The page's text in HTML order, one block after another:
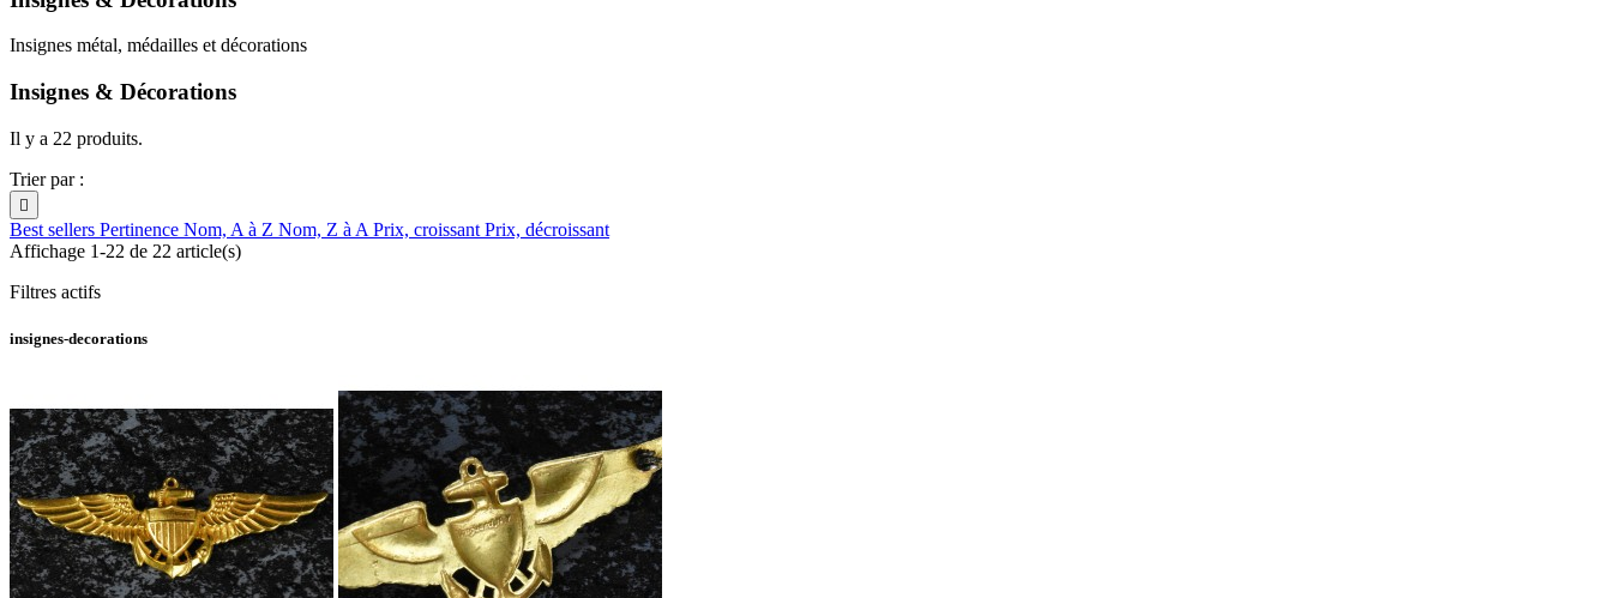
Insignes métal, médailles et décorations
Insignes & Décorations
Il y a 22 produits.
Trier par :

Best sellers Pertinence Nom, A à Z Nom, Z à A Prix, croissant Prix, décroissant
Affichage 1-22 de 22 article(s)
Filtres actifs
insignes-decorations